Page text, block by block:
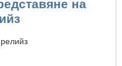
на